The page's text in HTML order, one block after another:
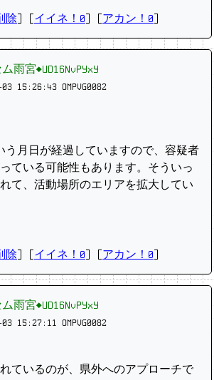
除 イイネ！0 アカン！0
雨宮◆UD16NvPYxY
03 15:26:43 OMPVG0082
う月日が経過していますので、容疑者
ている可能性もあります。そういっ
て、活動場所のエリアを拡大してい
除 イイネ！0 アカン！0
雨宮◆UD16NvPYxY
03 15:27:11 OMPVG0082
ているのが、県外へのアプローチで